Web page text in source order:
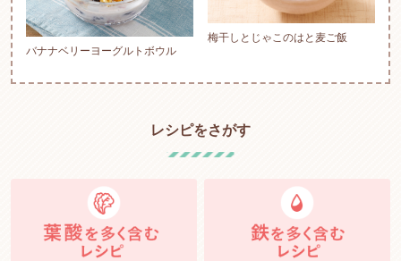
バナナベリーヨーグルトボウル
梅干しとじゃこのはと麦ご飯
レシピをさがす